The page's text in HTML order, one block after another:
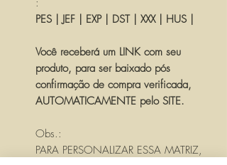
:
PES | JEF | EXP | DST | XXX | HUS |
Você receberá um LINK com seu
produto, para ser baixado pós
confirmação de compra verificada,
AUTOMATICAMENTE pelo SITE.
Obs.:
PARA PERSONALIZAR ESSA MATRIZ,